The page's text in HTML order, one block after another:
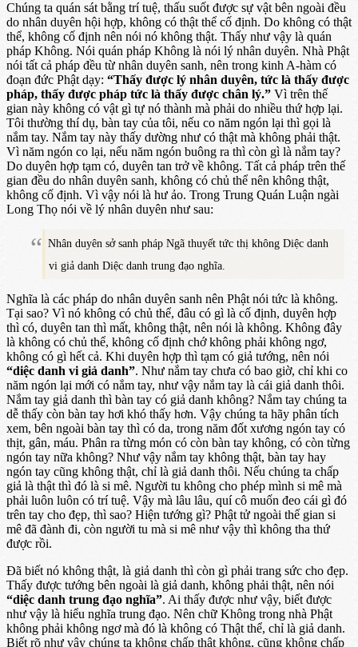
Chúng ta quán sát bằng trí tuệ, thấu suốt được sự vật bên ngoài đều
do nhân duyên hội hợp, không có thật thể cố định. Do không có thật
thể, không cố định nên nói nó không thật. Thấy như vậy là quán
pháp Không. Nói quán pháp Không là nói lý nhân duyên. Nhà Phật
nói tất cả pháp đều từ nhân duyên sanh, nên trong kinh A-hàm có
đoạn đức Phật dạy: “Thấy được lý nhân duyên, tức là thấy được
pháp, thấy được pháp tức là thấy được chân lý.” Vì trên thế
gian này không có vật gì tự nó thành mà phải do nhiều thứ hợp lại.
Tôi thường thí dụ, bàn tay của tôi, nếu co năm ngón lại thì gọi là
nắm tay. Nắm tay này thấy dường như có thật mà không phải thật.
Vì năm ngón co lại, nếu năm ngón buông ra thì còn gì là nắm tay?
Do duyên hợp tạm có, duyên tan trở về không. Tất cả pháp trên thế
gian đều do nhân duyên sanh, không có chủ thể nên không thật,
không cố định. Vì vậy nói là hư ảo. Trong Trung Quán Luận ngài
Long Thọ nói về lý nhân duyên như sau:
Nhân duyên sở sanh pháp Ngã thuyết tức thị không Diệc danh
vi giả danh Diệc danh trung đạo nghĩa.
Nghĩa là các pháp do nhân duyên sanh nên Phật nói tức là không.
Tại sao? Vì nó không có chủ thể, đâu có gì là cố định, duyên hợp
thì có, duyên tan thì mất, không thật, nên nói là không. Không đây
là không có chủ thể, không cố định chớ không phải không ngơ,
không có gì hết cả. Khi duyên hợp thì tạm có giả tướng, nên nói
“diệc danh vi giả danh”. Như nắm tay chưa có bao giờ, chỉ khi co
năm ngón lại mới có nắm tay, như vậy nắm tay là cái giả danh thôi.
Nắm tay giả danh thì bàn tay có giả danh không? Nắm tay chúng ta
dễ thấy còn bàn tay hơi khó thấy hơn. Vậy chúng ta hãy phân tích
xem, bên ngoài bàn tay thì có da, trong năm đốt xương ngón tay có
thịt, gân, máu. Phân ra từng món có còn bàn tay không, có còn từng
ngón tay nữa không? Như vậy nắm tay không thật, bàn tay hay
ngón tay cũng không thật, chỉ là giả danh thôi. Nếu chúng ta chấp
giả là thật thì đó là si mê. Người tu không cho phép mình si mê mà
phải luôn luôn có trí tuệ. Vậy mà lâu lâu, quí cô muốn đeo cái gì đó
trên tay cho đẹp, thì sao? Hiện tướng gì? Phật tử ngoài thế gian si
mê đã đành đi, còn người tu mà si mê như vậy thì không tha thứ
được rồi.
Đã biết nó không thật, là giả danh thì còn gì phải trang sức cho đẹp.
Thấy được tướng bên ngoài là giả danh, không phải thật, nên nói
“diệc danh trung đạo nghĩa”. Ai thấy được như vậy, biết được
như vậy là hiểu nghĩa trung đạo. Nên chữ Không trong nhà Phật
không phải không ngơ mà đó là không có Thật thể, chỉ là giả danh.
Biết rõ như vậy chúng ta không chấp thật không, cũng không chấp